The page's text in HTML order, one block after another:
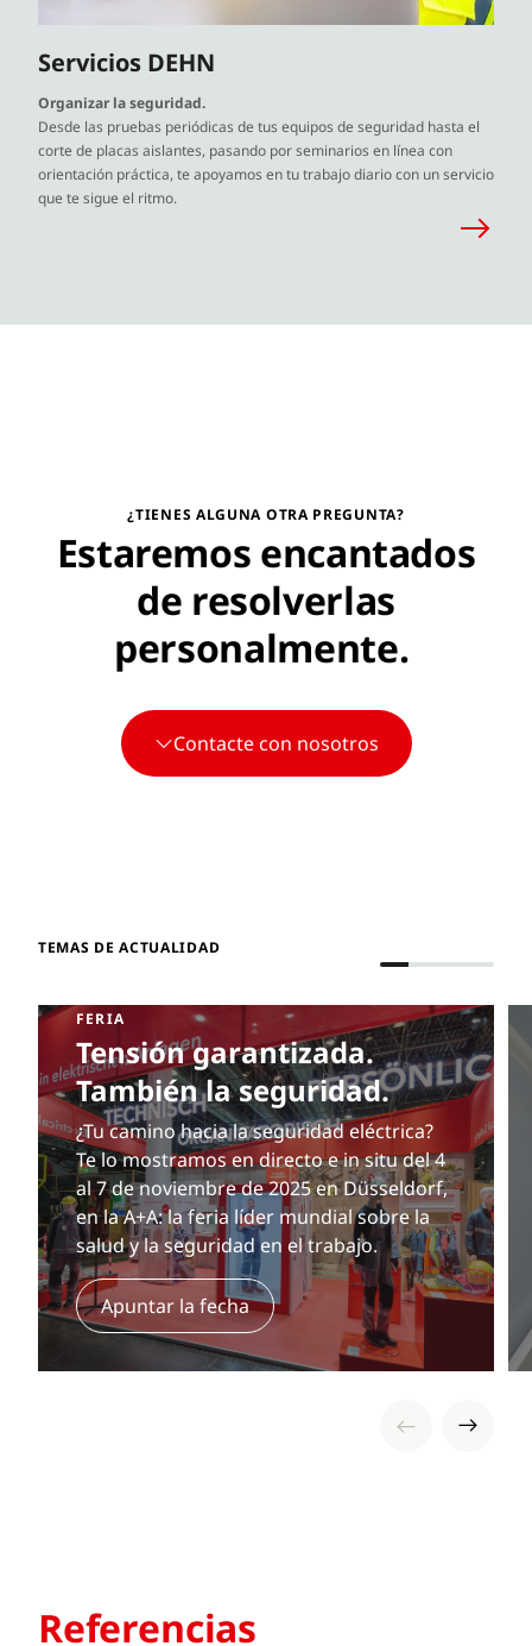
Servicios DEHN
Organizar la seguridad.
Desde las pruebas periódicas de tus equipos de seguridad hasta el
corte de placas aislantes, pasando por seminarios en línea con
orientación práctica, te apoyamos en tu trabajo diario con un servicio
que te sigue el ritmo.
¿TIENES ALGUNA OTRA PREGUNTA?
Estaremos encantados
de resolverlas
personalmente.
Contacte con nosotros
TEMAS DE ACTUALIDAD
FERIA
Tensión garantizada.
También la seguridad.
¿Tu camino hacia la seguridad eléctrica?
Te lo mostramos en directo e in situ del 4
al 7 de noviembre de 2025 en Düsseldorf,
en la A+A: la feria líder mundial sobre la
salud y la seguridad en el trabajo.
Apuntar la fecha
Referencias